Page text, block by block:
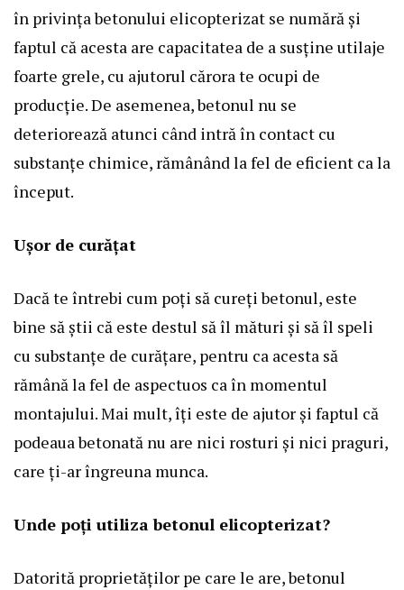
în privința betonului elicopterizat se numără și
faptul că acesta are capacitatea de a susține utilaje
foarte grele, cu ajutorul cărora te ocupi de
producție. De asemenea, betonul nu se
deteriorează atunci când intră în contact cu
substanțe chimice, rămânând la fel de eficient ca la
început.
Ușor de curățat
Dacă te întrebi cum poți să cureți betonul, este
bine să știi că este destul să îl mături și să îl speli
cu substanțe de curățare, pentru ca acesta să
rămână la fel de aspectuos ca în momentul
montajului. Mai mult, îți este de ajutor și faptul că
podeaua betonată nu are nici rosturi și nici praguri,
care ți-ar îngreuna munca.
Unde poți utiliza betonul elicopterizat?
Datorită proprietăților pe care le are, betonul